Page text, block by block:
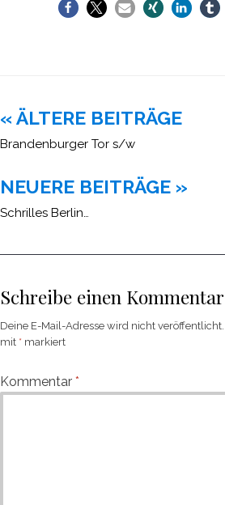
Beitragsnavigation
« ÄLTERE BEITRÄGE
Brandenburger Tor s/w
NEUERE BEITRÄGE »
Schrilles Berlin…
Schreibe einen Kommentar
Deine E-Mail-Adresse wird nicht veröffentlicht.
mit * markiert
Kommentar *